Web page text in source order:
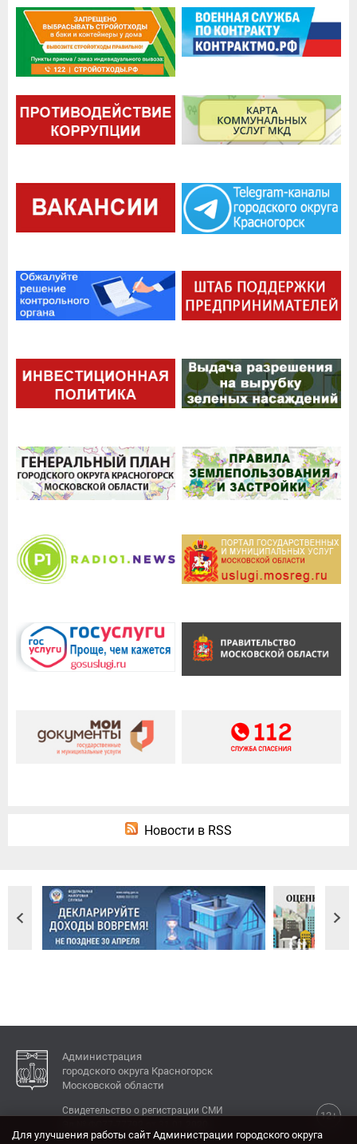
Новости в RSS
Администрация
городского округа Красногорск
Московской области
12+
Свидетельство о регистрации СМИ
Для улучшения работы сайт Администрации городского округа